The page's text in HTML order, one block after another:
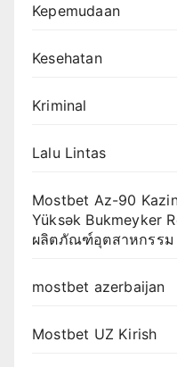
Kepemudaan
Kesehatan
Kriminal
Lalu Lintas
Mostbet Az-90
Yüksək Bukmeyker
ผลิตภัณฑ์อุตสาหกรรม
mostbet azerbaijan
Mostbet UZ Kirish